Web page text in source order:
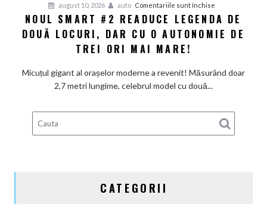
complet
august 10, 2026 auto Comentariile sunt închise
Noul
Smart
legenda
dar
cu
NOUL SMART #2 READUCE LEGENDA DE
DOUĂ LOCURI, DAR CU O AUTONOMIE DE
TREI ORI MAI MARE!
Micuțul gigant al orașelor moderne a revenit! Măsurând doar
2,7 metri lungime, celebrul model cu două...
CATEGORII